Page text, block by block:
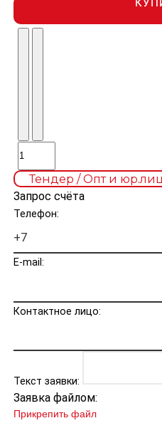
Тендер / Опт и
Запрос счёта
Телефон:
E-mail:
Контактное лицо:
Текст заявки:
Заявка файлом:
Прикрепить файл